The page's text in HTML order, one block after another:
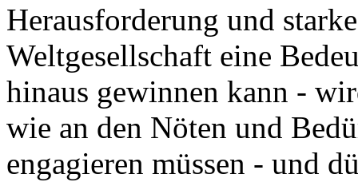
Herausforderung und
Weltgesellschaft eine
hinaus gewinnen kann -
wie an den Nöten und
engagieren müssen - und